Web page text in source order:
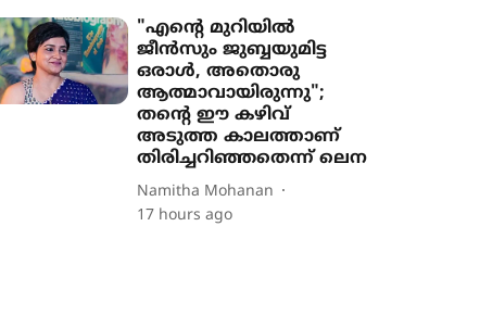
"എന്‍റെ മുറിയിൽ
ജീൻസും ജുബ്ബയുമിട്ട
ഒരാൾ, അതൊരു
ആത്മാവായിരുന്നു";
തന്‍റെ ഈ കഴിവ്
അടുത്ത കാലത്താണ്
തിരിച്ചറിഞ്ഞതെന്ന് ലെന
Namitha Mohanan
17 hours ago